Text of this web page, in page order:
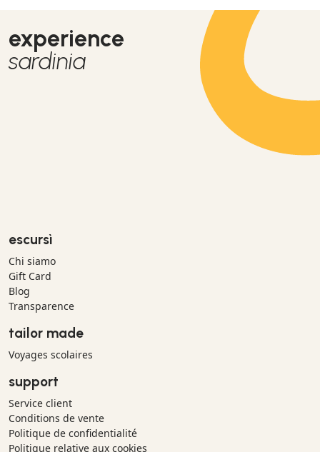
experience
sardinia
escursì
Chi siamo
Gift Card
Blog
Transparence
tailor made
Voyages scolaires
support
Service client
Conditions de vente
Politique de confidentialité
Politique relative aux cookies